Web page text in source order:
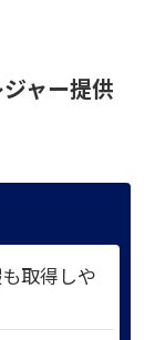
ャー提供
取得しや